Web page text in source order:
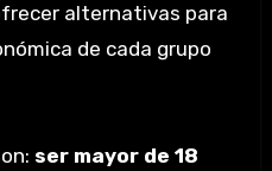
alternativas para
de cada grupo
ser mayor de 18